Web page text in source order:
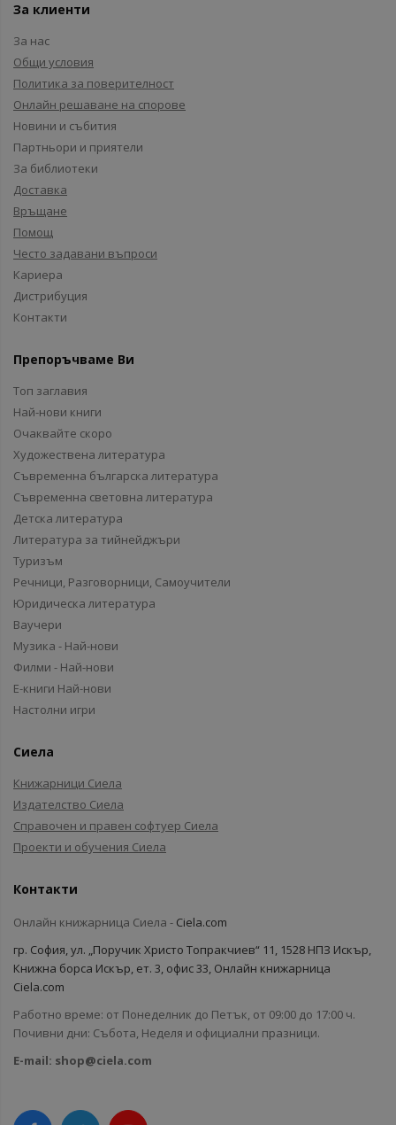
За клиенти
За нас
Общи условия
Политика за поверителност
Онлайн решаване на спорове
Новини и събития
Партньори и приятели
За библиотеки
Доставка
Връщане
Помощ
Често задавани въпроси
Кариера
Дистрибуция
Контакти
Препоръчваме Ви
Топ заглавия
Най-нови книги
Очаквайте скоро
Художествена литература
Съвременна българска литература
Съвременна световна литература
Детска литература
Литература за тийнейджъри
Туризъм
Речници, Разговорници, Самоучители
Юридическа литература
Ваучери
Музика - Най-нови
Филми - Най-нови
Е-книги Най-нови
Настолни игри
Сиела
Книжарници Сиела
Издателство Сиела
Справочен и правен софтуер Сиела
Проекти и обучения Сиела
Контакти
Онлайн книжарница Сиела - Ciela.com
гр. София, ул. „Поручик Христо Топракчиев“ 11, 1528 НПЗ Искър,
Книжна борса Искър, ет. 3, офис 33, Онлайн книжарница
Ciela.com
Работно време: от Понеделник до Петък, от 09:00 до 17:00 ч.
Почивни дни: Събота, Неделя и официални празници.
E-mail: shop@ciela.com